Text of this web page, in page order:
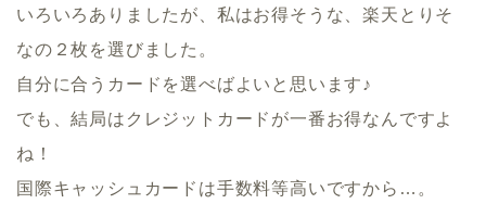
いろいろありましたが、私はお得そうな、楽天とりそ
なの２枚を選びました。
自分に合うカードを選べばよいと思います♪
でも、結局はクレジットカードが一番お得なんですよ
ね！
国際キャッシュカードは手数料等高いですから…。